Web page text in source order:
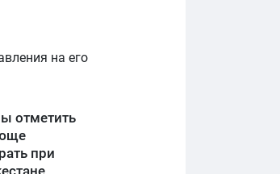
на его
отметить
при